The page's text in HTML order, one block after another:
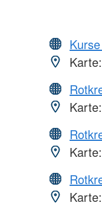
Karte:
Karte:
Karte:
Karte: